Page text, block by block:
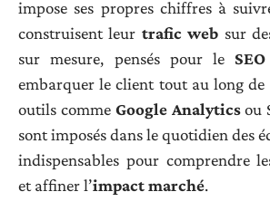
impose ses propres chiffres à
construisent leur trafic web sur
sur mesure, pensés pour le SEO
embarquer le client tout au long de
outils comme Google Analyticsou
sont imposés dans le quotidien des
indispensables pour comprendre
et affiner l’impact marché.